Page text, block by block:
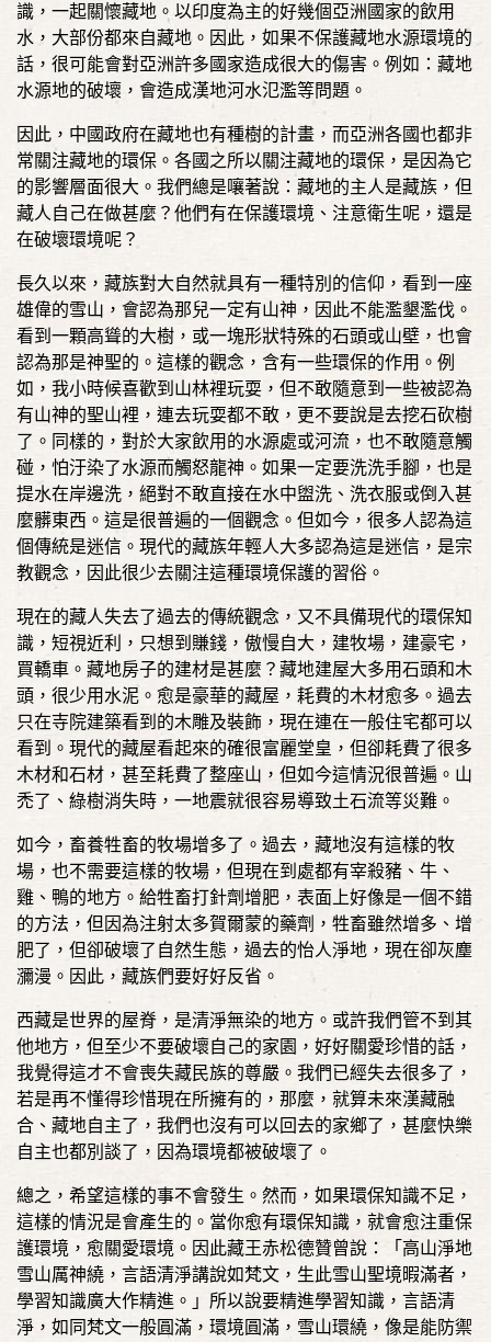
識，一起關懷藏地。以印度為主的好幾個亞洲國家的飲用
水，大部份都來自藏地。因此，如果不保護藏地水源環境的
話，很可能會對亞洲許多國家造成很大的傷害。例如：藏地
水源地的破壞，會造成漢地河水氾濫等問題。
因此，中國政府在藏地也有種樹的計畫，而亞洲各國也都非
常關注藏地的環保。各國之所以關注藏地的環保，是因為它
的影響層面很大。我們總是嚷著說：藏地的主人是藏族，但
藏人自己在做甚麼？他們有在保護環境、注意衛生呢，還是
在破壞環境呢？
長久以來，藏族對大自然就具有一種特別的信仰，看到一座
雄偉的雪山，會認為那兒一定有山神，因此不能濫墾濫伐。
看到一顆高聳的大樹，或一塊形狀特殊的石頭或山壁，也會
認為那是神聖的。這樣的觀念，含有一些環保的作用。例
如，我小時候喜歡到山林裡玩耍，但不敢隨意到一些被認為
有山神的聖山裡，連去玩耍都不敢，更不要說是去挖石砍樹
了。同樣的，對於大家飲用的水源處或河流，也不敢隨意觸
碰，怕汙染了水源而觸怒龍神。如果一定要洗洗手腳，也是
提水在岸邊洗，絕對不敢直接在水中盥洗、洗衣服或倒入甚
麼髒東西。這是很普遍的一個觀念。但如今，很多人認為這
個傳統是迷信。現代的藏族年輕人大多認為這是迷信，是宗
教觀念，因此很少去關注這種環境保護的習俗。
現在的藏人失去了過去的傳統觀念，又不具備現代的環保知
識，短視近利，只想到賺錢，傲慢自大，建牧場，建豪宅，
買轎車。藏地房子的建材是甚麼？藏地建屋大多用石頭和木
頭，很少用水泥。愈是豪華的藏屋，耗費的木材愈多。過去
只在寺院建築看到的木雕及裝飾，現在連在一般住宅都可以
看到。現代的藏屋看起來的確很富麗堂皇，但卻耗費了很多
木材和石材，甚至耗費了整座山，但如今這情況很普遍。山
禿了、綠樹消失時，一地震就很容易導致土石流等災難。
如今，畜養牲畜的牧場增多了。過去，藏地沒有這樣的牧
場，也不需要這樣的牧場，但現在到處都有宰殺豬、牛、
雞、鴨的地方。給牲畜打針劑增肥，表面上好像是一個不錯
的方法，但因為注射太多賀爾蒙的藥劑，牲畜雖然增多、增
肥了，但卻破壞了自然生態，過去的怡人淨地，現在卻灰塵
瀰漫。因此，藏族們要好好反省。
西藏是世界的屋脊，是清淨無染的地方。或許我們管不到其
他地方，但至少不要破壞自己的家園，好好關愛珍惜的話，
我覺得這才不會喪失藏民族的尊嚴。我們已經失去很多了，
若是再不懂得珍惜現在所擁有的，那麼，就算未來漢藏融
合、藏地自主了，我們也沒有可以回去的家鄉了，甚麼快樂
自主也都別談了，因為環境都被破壞了。
總之，希望這樣的事不會發生。然而，如果環保知識不足，
這樣的情況是會產生的。當你愈有環保知識，就會愈注重保
護環境，愈關愛環境。因此藏王赤松德贊曾說：「高山淨地
雪山厲神繞，言語清淨講說如梵文，生此雪山聖境暇滿者，
學習知識廣大作精進。」所以說要精進學習知識，言語清
淨，如同梵文一般圓滿，環境圓滿，雪山環繞，像是能防禦